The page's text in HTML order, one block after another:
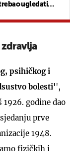
ugledati
zdravlja
psihičkog i
bolesti'',
godine dao
prve
1948.
fizičkih i